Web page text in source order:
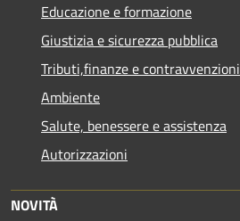
Educazione e formazione
Giustizia e sicurezza pubblica
Tributi,finanze e contravvenzioni
Ambiente
Salute, benessere e assistenza
Autorizzazioni
NOVITÀ